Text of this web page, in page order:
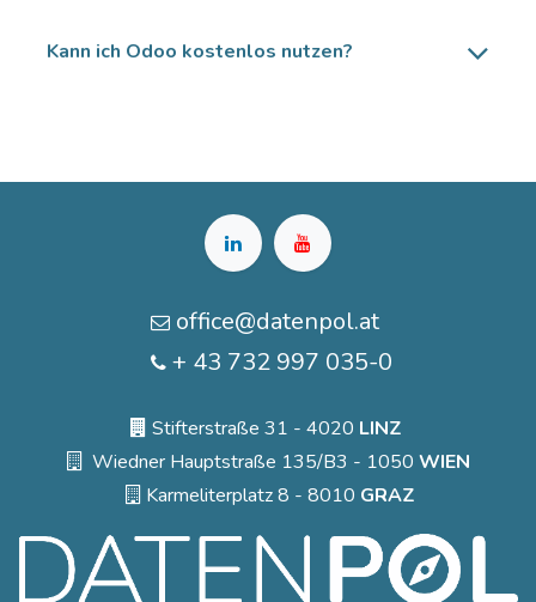
Kann ich Odoo kostenlos nutzen?
office@datenpol.at
+ 43 732 997 035-0
Stifterstraße 31 - 4020 LINZ
Wiedner Hauptstraße 135/B3 - 1050 WIEN
Karmeliterplatz 8 - 8010 GRAZ